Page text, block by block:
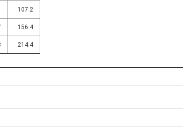
107.2
156.4
214.4